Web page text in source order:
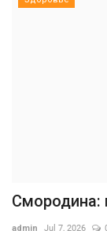
Смородина:
admin Jul 7, 2026